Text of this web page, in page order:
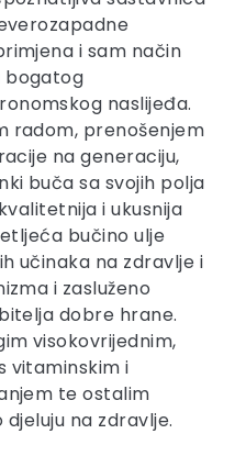
i sam način
bogatog
naslijeđa.
radom, prenošenjem
na generaciju,
buča sa svojih polja
i ukusnija
bučino ulje
učinaka na zdravlje i
i zasluženo
dobre hrane.
visokovrijednim,
vitaminskim i
te ostalim
na zdravlje.